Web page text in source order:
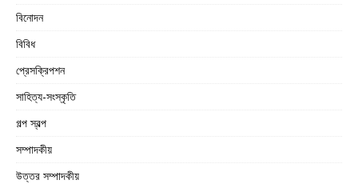
বিনোদন
বিবিধ
প্রেসক্রিপশন
সাহিত্য-সংস্কৃতি
গল্প স্বল্প
সম্পাদকীয়
উত্তর সম্পাদকীয়